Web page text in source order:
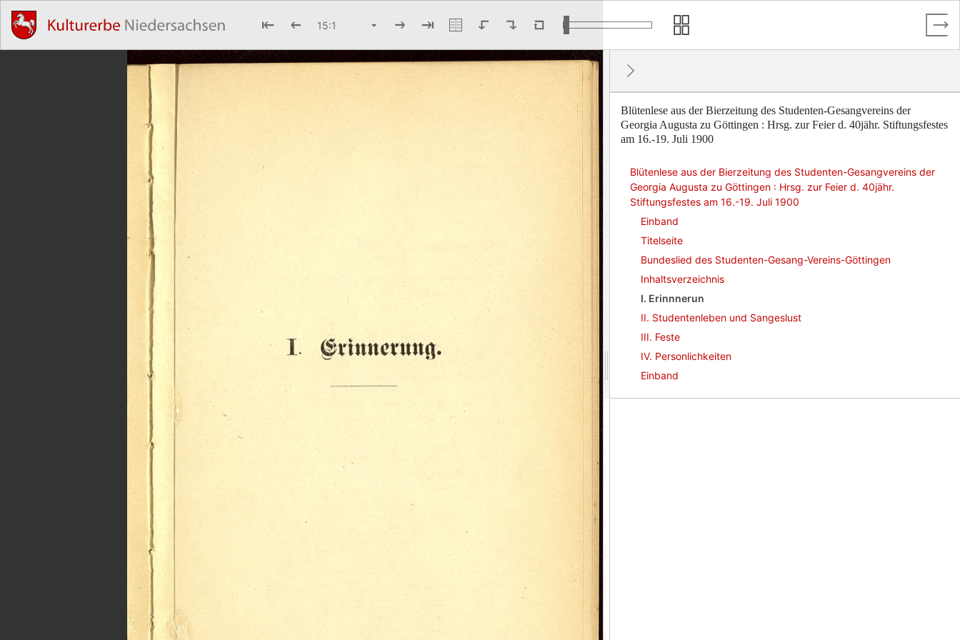
Blütenlese aus der Bierzeitung des Studenten-Gesangvereins der
Georgia Augusta zu Göttingen : Hrsg. zur Feier d. 40jähr. Stiftungsfestes
am 16.-19. Juli 1900
Blütenlese aus der Bierzeitung des Studenten-Gesangvereins der
Georgia Augusta zu Göttingen : Hrsg. zur Feier d. 40jähr.
Stiftungsfestes am 16.-19. Juli 1900
Einband
Titelseite
Bundeslied des Studenten-Gesang-Vereins-Göttingen
Inhaltsverzeichnis
I. Erinnnerun
II. Studentenleben und Sangeslust
III. Feste
IV. Personlichkeiten
Einband